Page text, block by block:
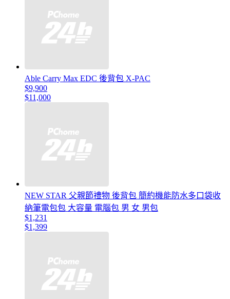
Able Carry Max EDC 後背包 X-PAC
$9,900
$11,000
NEW STAR 父親節禮物 後背包 簡約機能防水多口袋收
納筆電包包 大容量 電腦包 男 女 男包
$1,231
$1,399